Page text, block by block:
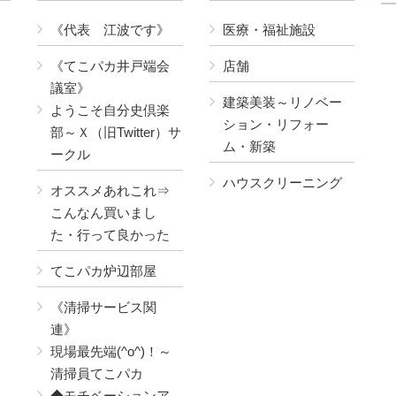
《代表 江波です》
《てこパカ井戸端会
議室》
ようこそ自分史倶楽
部～Ｘ（旧Twitter）サ
ークル
オススメあれこれ⇒
こんなん買いまし
た・行って良かった
てこパカ炉辺部屋
《清掃サービス関
連》
現場最先端(^o^)！～
清掃員てこパカ
医療・福祉施設
店舗
建築美装～リノベー
ション・リフォー
ム・新築
ハウスクリーニング